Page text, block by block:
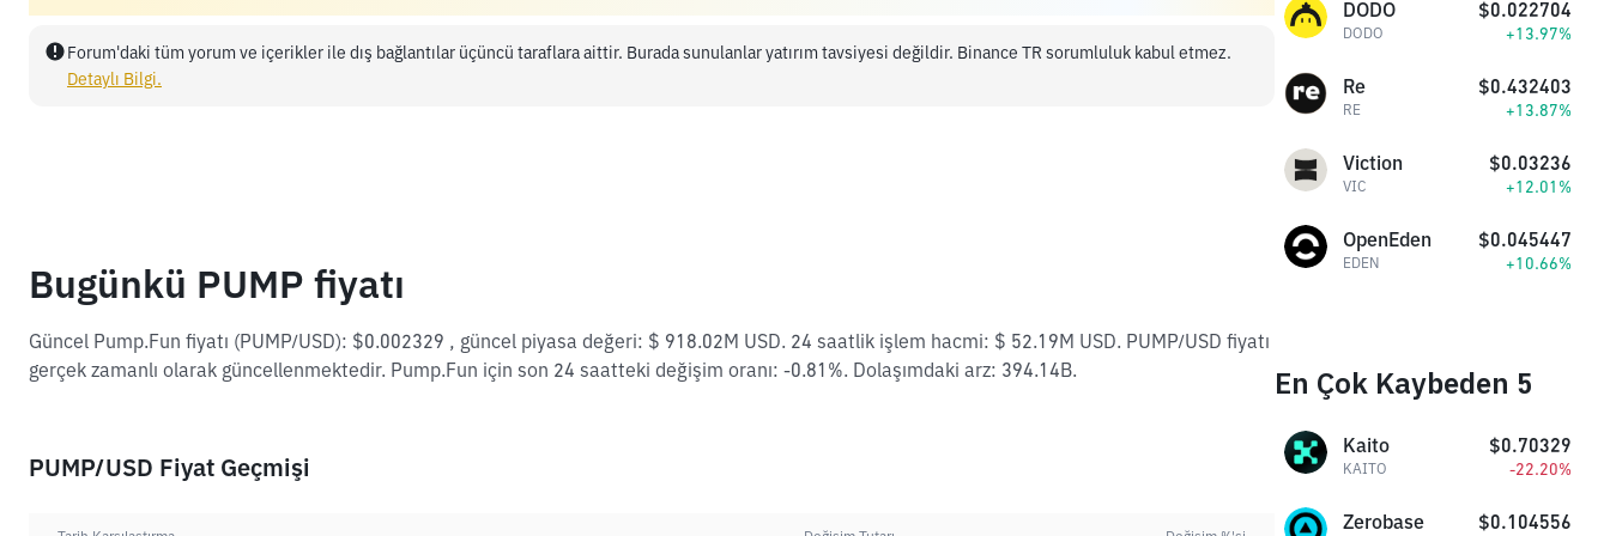
Forum'daki tüm yorum ve içerikler ile dış bağlantılar üçüncü taraflara aittir. Burada sunulanlar yatırım tavsiyesi değildir. Binance TR sorumluluk kabul etmez.
Detaylı Bilgi.
Bugünkü PUMP fiyatı
Güncel Pump.Fun fiyatı (PUMP/USD): $0.002329 , güncel piyasa değeri: $ 918.02M USD. 24 saatlik işlem hacmi: $ 52.19M USD. PUMP/USD fiyatı
gerçek zamanlı olarak güncellenmektedir. Pump.Fun için son 24 saatteki değişim oranı: -0.81%. Dolaşımdaki arz: 394.14B.
PUMP/USD Fiyat Geçmişi
DODO
DODO
$0.022704
+13.97%
Re
RE
$0.432403
+13.87%
Viction
VIC
$0.03236
+12.01%
OpenEden
EDEN
$0.045447
+10.66%
En Çok Kaybeden 5
Kaito
KAITO
$0.70329
-22.20%
Zerobase $0.104556